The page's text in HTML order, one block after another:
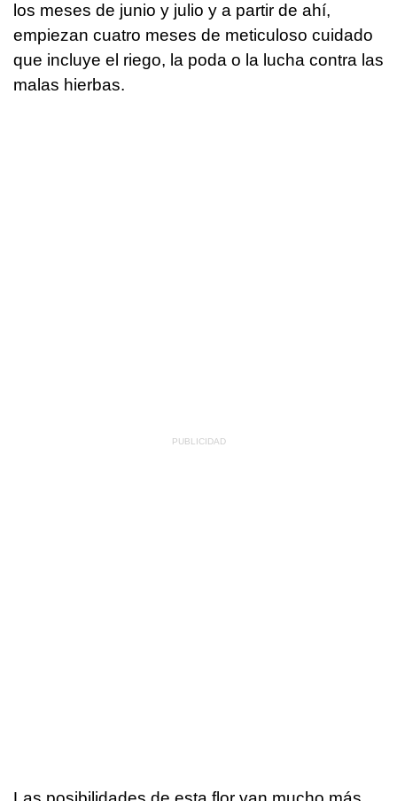
los meses de junio y julio y a partir de ahí,
empiezan cuatro meses de meticuloso cuidado
que incluye el riego, la poda o la lucha contra las
malas hierbas.